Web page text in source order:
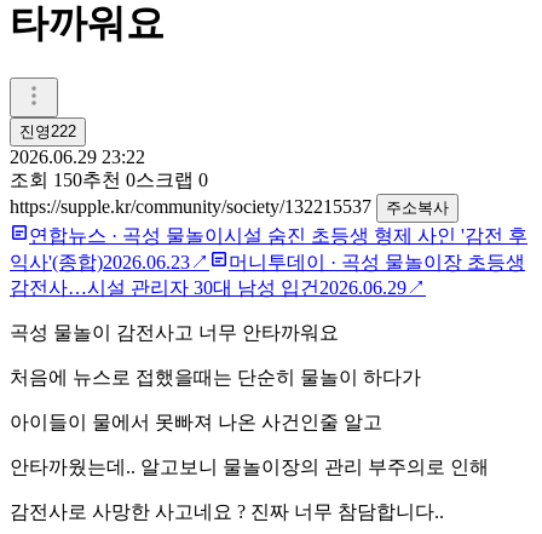
타까워요
진영222
2026.06.29 23:22
조회 150추천 0스크랩 0
https://supple.kr/community/society/132215537
주소복사
연합뉴스 · 곡성 물놀이시설 숨진 초등생 형제 사인 '감전 후
익사'(종합)2026.06.23↗ 머니투데이 · 곡성 물놀이장 초등생
감전사…시설 관리자 30대 남성 입건 2026.06.29↗
곡성 물놀이 감전사고 너무 안타까워요
처음에 뉴스로 접했을때는 단순히 물놀이 하다가
아이들이 물에서 못빠져 나온 사건인줄 알고
안타까웠는데.. 알고보니 물놀이장의 관리 부주의로 인해
감전사로 사망한 사고네요 ? 진짜 너무 참담합니다..